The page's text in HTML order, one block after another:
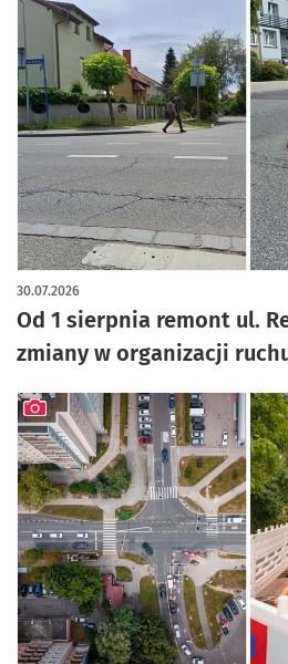
Od 1 sierpnia remont ul.
zmiany w organizacji
30.07.2026